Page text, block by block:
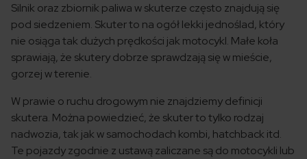
Silnik oraz zbiornik paliwa w skuterze często znajdują się
pod siedzeniem. Skuter to na ogół lekki jednoślad, który
nie osiąga tak dużych prędkości jak motocykl. Małe koła
sprawiają, że skutery dobrze sprawdzają się w mieście,
gorzej w terenie.
W prawie o ruchu drogowym nie znajdziemy definicji
skutera. Można powiedzieć, że skuter to tylko rodzaj
nadwozia, tak jak w samochodach kombi, hatchback itd.
Te pojazdy zgodnie z ustawą zaliczane są do motocykli lub